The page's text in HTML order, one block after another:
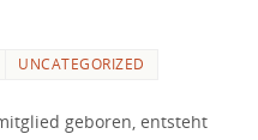
UNCATEGORIZED
geboren, entsteht